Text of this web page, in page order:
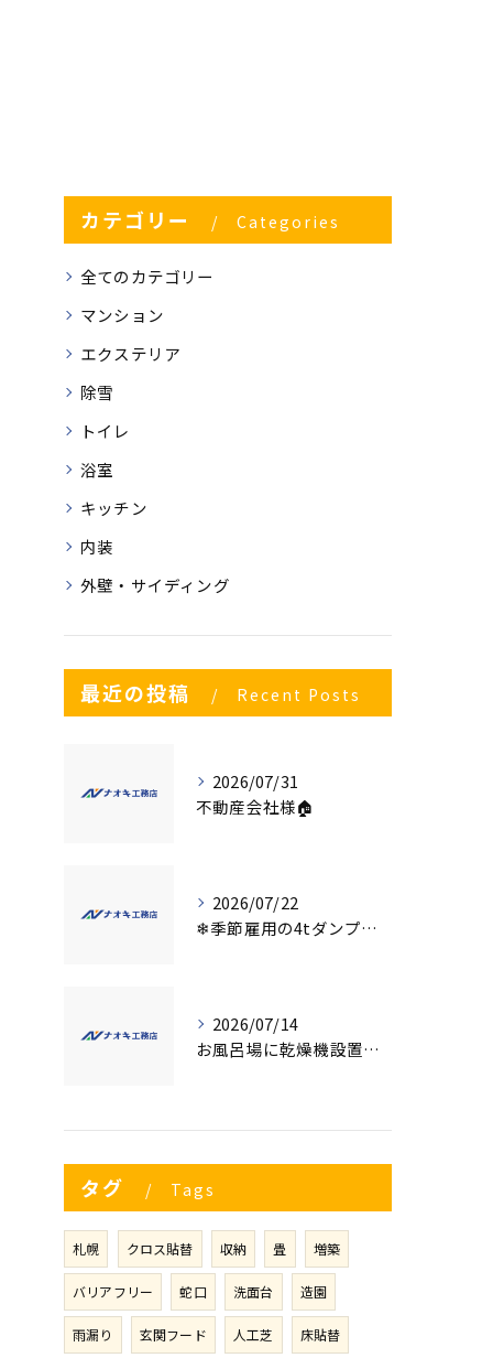
カテゴリー Categories
全てのカテゴリー
マンション
エクステリア
除雪
トイレ
浴室
キッチン
内装
外壁・サイディング
最近の投稿 Recent Posts
2026/07/31
不動産会社様🏠
2026/07/22
❄季節雇用の4tダンプの運転手募集⛄
2026/07/14
お風呂場に乾燥機設置をお考えのお客様🌻
タグ Tags
札幌 クロス貼替 収納 畳 増築
バリアフリー 蛇口 洗面台 造園
雨漏り 玄関フード 人工芝 床貼替